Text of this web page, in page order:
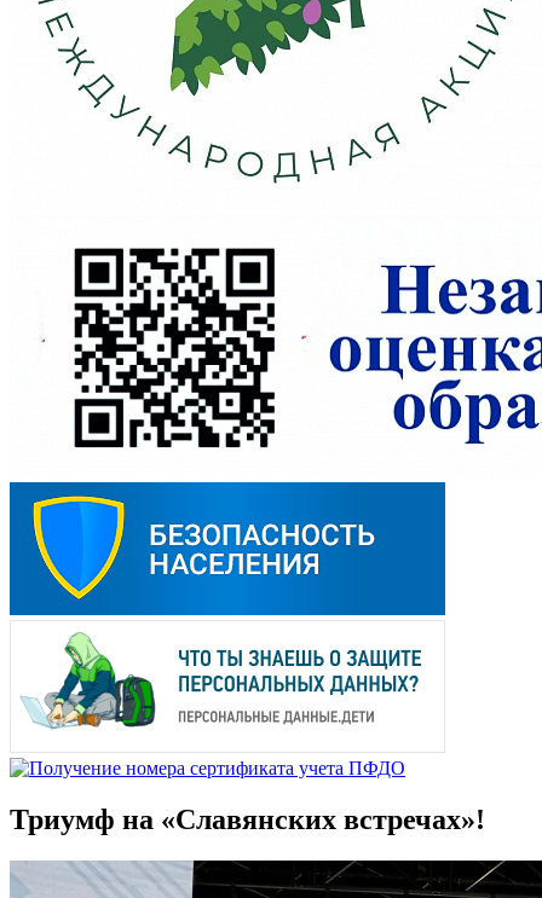
Триумф на «Славянских встречах»!